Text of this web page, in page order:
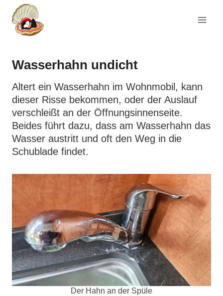
Zum
Inhalt
springen
Wasserhahn undicht
Altert ein Wasserhahn im Wohnmobil, kann
dieser Risse bekommen, oder der Auslauf
verschleißt an der Öffnungsinnenseite.
Beides führt dazu, dass am Wasserhahn das
Wasser austritt und oft den Weg in die
Schublade findet.
Der Hahn an der Spüle